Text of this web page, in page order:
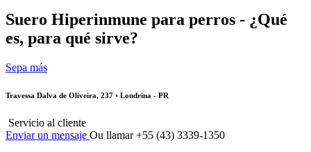
Suero Hiperinmune para perros - ¿Qué
es, para qué sirve?
Sepa más
Travessa Dalva de Oliveira, 237 • Londrina - PR
Servicio al cliente
Enviar un mensaje Ou llamar +55 (43) 3339-1350